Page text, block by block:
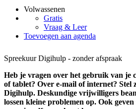
Volwassenen
Gratis
Vraag & Leer
Toevoegen aan agenda
Spreekuur Digihulp - zonder afspraak
Heb je vragen over het gebruik van je
of tablet? Over e-mail of internet? Stel
Digihulp. Deskundige vrijwilligers
lossen kleine problemen op. Ook